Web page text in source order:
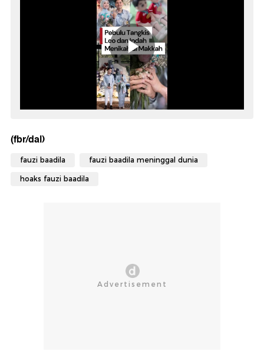
(fbr/dal)
fauzi baadila fauzi baadila meninggal dunia
hoaks fauzi baadila